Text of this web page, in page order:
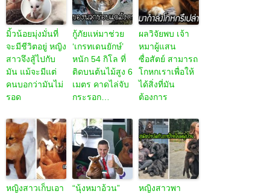
มิ้วน้อยมุ่งมั่นที่
จะมีชีวิตอยู่ หญิง
สาวจึงสู้ไปกับ
มัน แม้จะมีแต่
คนบอกว่ามันไม่
รอด
กู้ภัยแห่มาช่วย
‘เกรทเดนยักษ์’
หนัก 54 กิโล ที่
ติดบนต้นไม้สูง 6
เมตร คาดไล่จับ
กระรอก…
ผลวิจัยพบ เจ้า
หมาผู้แสน
ซื่อสัตย์ สามารถ
โกหกเราเพื่อให้
ได้สิ่งที่มัน
ต้องการ
หญิงสาวเก็บเอา
“นุ้งหมาอ้วน”
หญิงสาวพา